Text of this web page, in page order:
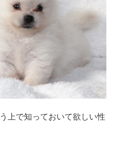
上で知っておいて欲しい性